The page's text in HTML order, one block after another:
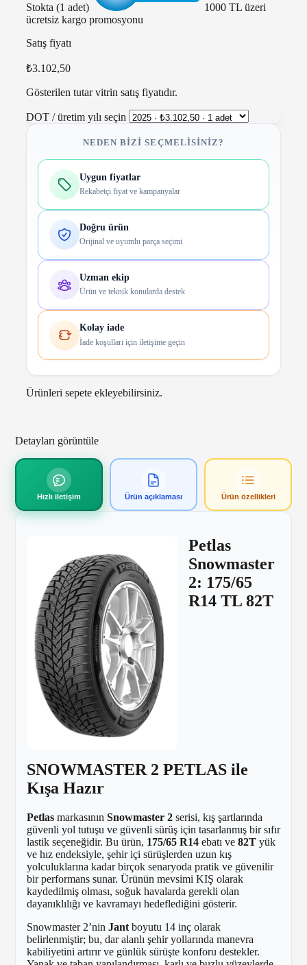
Stokta (1 adet)
1000 TL üzeri
ücretsiz kargo promosyonu
Satış fiyatı
₺3.102,50
Gösterilen tutar vitrin satış fiyatıdır.
DOT / üretim yılı seçin
NEDEN BIZI SEÇMELISINIZ?
Uygun fiyatlar
Rekabetçi fiyat ve kampanyalar
Doğru ürün
Orijinal ve uyumlu parça seçimi
Uzman ekip
Ürün ve teknik konularda destek
Kolay iade
İade koşulları için iletişime geçin
Ürünleri sepete ekleyebilirsiniz.
Detayları görüntüle
Hızlı iletişim Ürün açıklaması Ürün özellikleri
Petlas
Snowmaster
2: 175/65
R14 TL 82T
SNOWMASTER 2 PETLAS ile
Kışa Hazır
Petlas markasının Snowmaster 2 serisi, kış şartlarında
güvenli yol tutuşu ve güvenli sürüş için tasarlanmış bir sıfır
lastik seçeneğidir. Bu ürün, 175/65 R14 ebatı ve 82T yük
ve hız endeksiyle, şehir içi sürüşlerden uzun kış
yolculuklarına kadar birçok senaryoda pratik ve güvenilir
bir performans sunar. Ürünün mevsimi KIŞ olarak
kaydedilmiş olması, soğuk havalarda gerekli olan
dayanıklılığı ve kavramayı hedeflediğini gösterir.
Snowmaster 2’nin Jant boyutu 14 inç olarak
belirlenmiştir; bu, dar alanlı şehir yollarında manevra
kabiliyetini artırır ve günlük sürüşte konforu destekler.